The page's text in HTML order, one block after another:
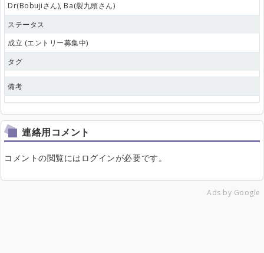
Dr(Bobujiさん), Ba(裂九頭さん)
ステータス
成立 (エントリー募集中)
タグ
備考
連絡用コメント
コメントの閲覧にはログインが必要です。
Ads by Google